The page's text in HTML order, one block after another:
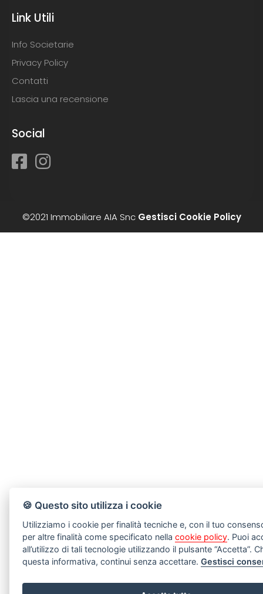
Link Utili
Info Societarie
Privacy Policy
Contatti
Lascia una recensione
Social
©2021 Immobiliare AIA Snc Gestisci Cookie Policy
🍪 Questo sito utilizza i cookie
Utilizziamo i cookie per finalità tecniche e, con il tuo
per altre finalità come specificato nellacookie policy. Puoi
all’utilizzo di tali tecnologie utilizzando il pulsante “Accetta”.
questa informativa, continui senza accettare.Gestisci